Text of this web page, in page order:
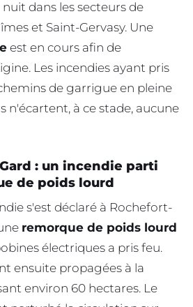
dans les secteurs de
et Saint-Gervasy. Une
est en cours afin de
Les incendies ayant pris
de garrigue en pleine
n'écartent, à ce stade, aucune
: un incendie parti
de poids lourd
s'est déclaré à Rochefort-
remorque de poids lourd
électriques a pris feu.
ensuite propagées à la
environ 60 hectares. Le